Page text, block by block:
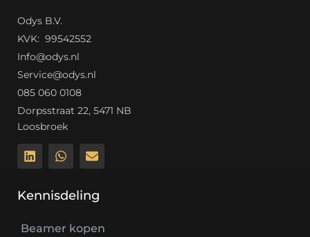
Odys B.V.
KVK: 99542552
Info@odys.nl
Service@odys.nl
085 060 0108
Dorpsstraat 22, 5471 NB
Loosbroek
Kennisdeling
Beamer kopen